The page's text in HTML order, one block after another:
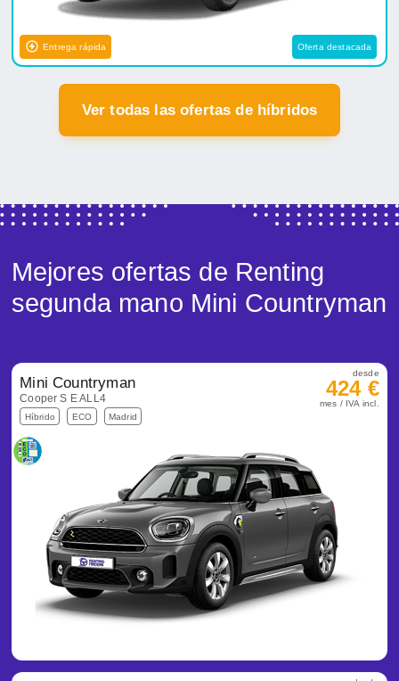
Entrega rápida Oferta destacada
Ver todas las ofertas de híbridos
Mejores ofertas de Renting
segunda mano Mini Countryman
Mini Countryman
Cooper S E ALL4
Híbrido ECO Madrid
desde
424 €
mes / IVA incl.